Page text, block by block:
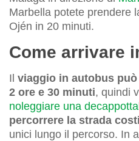
Marbella potete prendere
Ojén in 20 minuti.
Come arrivare
Il viaggio in autobus
2 ore e 30 minuti, quindi
noleggiare una
percorrere la strada
unici lungo il percorso. In